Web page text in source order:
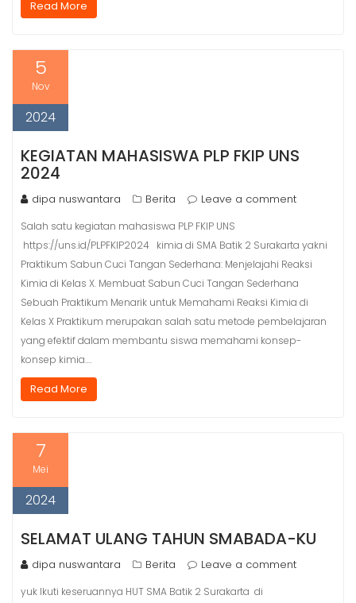
Read More
5
Nov
2024
KEGIATAN MAHASISWA PLP FKIP UNS
2024
dipa nuswantara Berita Leave a comment
Salah satu kegiatan mahasiswa PLP FKIP UNS
https://uns.id/PLPFKIP2024 kimia di SMA Batik 2 Surakarta yakni
Praktikum Sabun Cuci Tangan Sederhana: Menjelajahi Reaksi
Kimia di Kelas X. Membuat Sabun Cuci Tangan Sederhana
Sebuah Praktikum Menarik untuk Memahami Reaksi Kimia di
Kelas X Praktikum merupakan salah satu metode pembelajaran
yang efektif dalam membantu siswa memahami konsep-
konsep kimia.…
Read More
7
Mei
2024
SELAMAT ULANG TAHUN SMABADA-KU
dipa nuswantara Berita Leave a comment
yuk Ikuti keseruannya HUT SMA Batik 2 Surakarta di